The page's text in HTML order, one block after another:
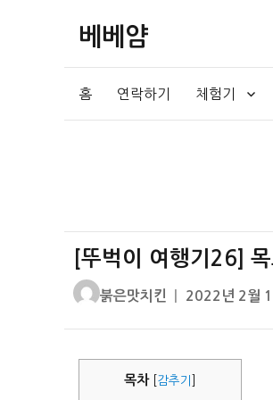
베베얌
홈 연락하기 체험기
[뚜벅이 여행기26]
글
붉은맛치킨
작
자
2022년 2월
목차 감추기